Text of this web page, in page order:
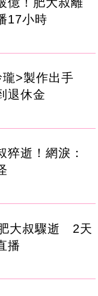
17小時
瓏>製作出手
退休金
猝逝！網淚：
大叔驟逝 2天
播